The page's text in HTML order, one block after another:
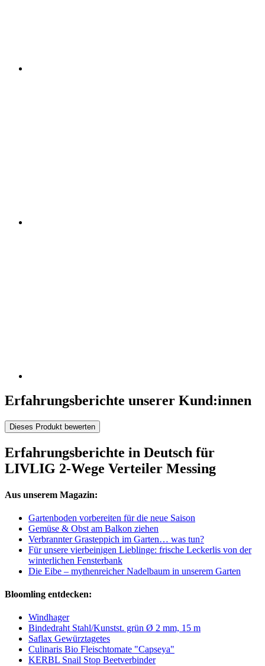
Erfahrungsberichte unserer Kund:innen
Dieses Produkt bewerten
Erfahrungsberichte in Deutsch für
LIVLIG 2-Wege Verteiler Messing
Aus unserem Magazin:
Gartenboden vorbereiten für die neue Saison
Gemüse & Obst am Balkon ziehen
Verbrannter Grasteppich im Garten… was tun?
Für unsere vierbeinigen Lieblinge: frische Leckerlis von der
winterlichen Fensterbank
Die Eibe – mythenreicher Nadelbaum in unserem Garten
Bloomling entdecken:
Windhager
Bindedraht Stahl/Kunstst. grün Ø 2 mm, 15 m
Saflax Gewürztagetes
Culinaris Bio Fleischtomate "Capseya"
KERBL Snail Stop Beetverbinder